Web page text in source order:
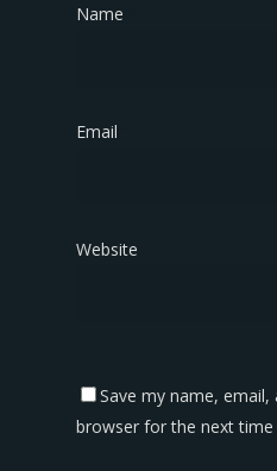
Name
Email
Website
Save my name, email,
browser for the next